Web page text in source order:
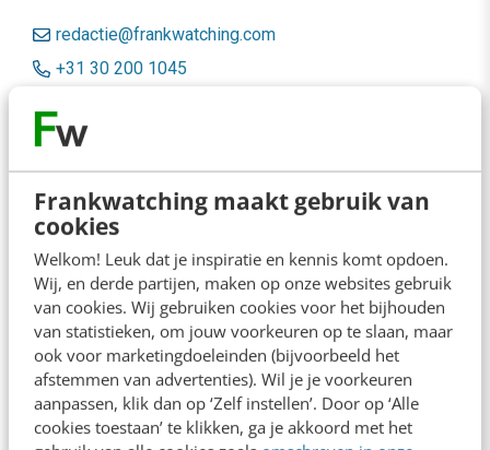
Frankwatching maakt gebruik van
cookies
Welkom! Leuk dat je inspiratie en kennis komt opdoen.
Wij, en derde partijen, maken op onze websites gebruik
van cookies. Wij gebruiken cookies voor het bijhouden
van statistieken, om jouw voorkeuren op te slaan, maar
ook voor marketingdoeleinden (bijvoorbeeld het
afstemmen van advertenties). Wil je je voorkeuren
aanpassen, klik dan op ‘Zelf instellen’. Door op ‘Alle
cookies toestaan’ te klikken, ga je akkoord met het
redactie@frankwatching.com
+31 30 200 1045
Meer contactopties
Frankwatching
Adverteren
Contact
Nieuwsbrieven
Over ons
Ons team